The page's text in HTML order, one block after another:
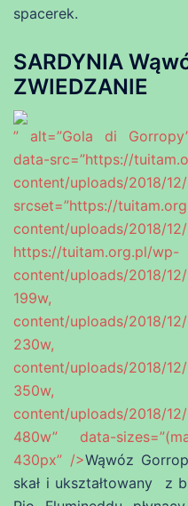
spacerek.
SARDYNIA
ZWIEDZANIE
” alt=”Gola di
data-src=”https://
content/uploads/
srcset=”https://
content/uploads/
https://tuitam.org.pl/wp-
content/uploads/2018/
199w, https://
content/uploads/2018/
230w, https://
content/uploads/2018/
350w, https://
content/uploads/2018/
480w” data-
430px” />Wąwóz
skał i ukształtowany z